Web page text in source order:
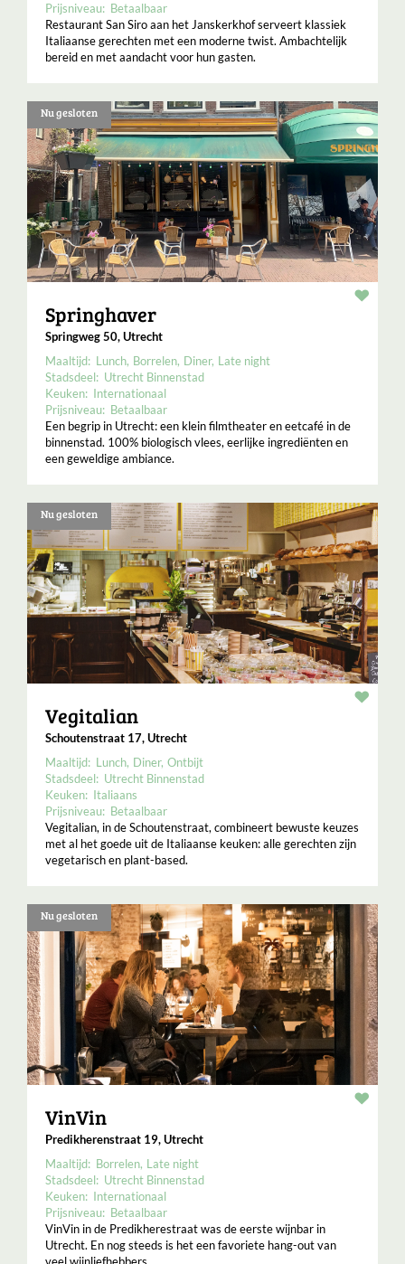
Prijsniveau: Betaalbaar
Restaurant San Siro aan het Janskerkhof serveert klassiek
Italiaanse gerechten met een moderne twist. Ambachtelijk
bereid en met aandacht voor hun gasten.
Nu gesloten
Springhaver
Springweg 50, Utrecht
Maaltijd: Lunch Borrelen Diner Late night
Stadsdeel: Utrecht Binnenstad
Keuken: Internationaal
Prijsniveau: Betaalbaar
Een begrip in Utrecht: een klein filmtheater en eetcafé in de
binnenstad. 100% biologisch vlees, eerlijke ingrediënten en
een geweldige ambiance.
Nu gesloten
Vegitalian
Schoutenstraat 17, Utrecht
Maaltijd: Lunch Diner Ontbijt
Stadsdeel: Utrecht Binnenstad
Keuken: Italiaans
Prijsniveau: Betaalbaar
Vegitalian, in de Schoutenstraat, combineert bewuste keuzes
met al het goede uit de Italiaanse keuken: alle gerechten zijn
vegetarisch en plant-based.
Nu gesloten
VinVin
Predikherenstraat 19, Utrecht
Maaltijd: Borrelen Late night
Stadsdeel: Utrecht Binnenstad
Keuken: Internationaal
Prijsniveau: Betaalbaar
VinVin in de Predikherestraat was de eerste wijnbar in
Utrecht. En nog steeds is het een favoriete hang-out van